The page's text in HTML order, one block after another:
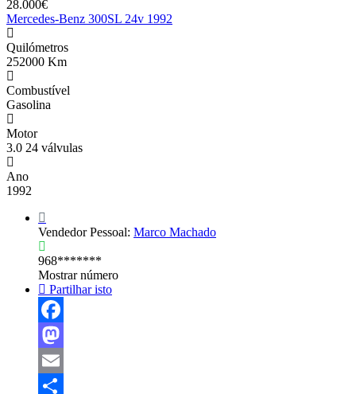
28.000€
Mercedes-Benz 300SL 24v 1992
Quilómetros
252000 Km
Combustível
Gasolina
Motor
3.0 24 válvulas
Ano
1992
Vendedor Pessoal: Marco Machado
968*******
Mostrar número
Partilhar isto
Facebook
Mastodon
Email